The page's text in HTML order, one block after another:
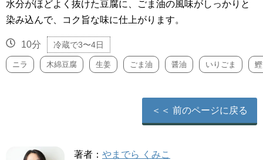
水分がほどよく抜けた豆腐に、ごま油の風味がしっかりと
染み込んで、コク旨な味に仕上がります。
10分 冷蔵で3〜4日
ニラ 木綿豆腐 生姜 ごま油 醤油 いりごま
＜＜ 前のページに戻る
著者： やまでら くみこ